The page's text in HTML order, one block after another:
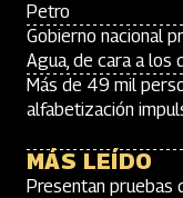
Petro
Gobierno nacional
Agua, de cara a los
Más de 49 mil
alfabetización
MÁS LEÍDO
Presentan pruebas